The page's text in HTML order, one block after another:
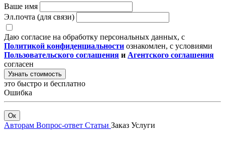
Ваше имя
Эл.почта (для связи)
Даю согласие на обработку персональных данных, с
Политикой конфиденциальности ознакомлен, с условиями
Пользовательского соглашения и Агентского соглашения
согласен
Узнать стоимость
это быстро и бесплатно
Ошибка
Ок
Авторам Вопрос-ответ Статьи Заказ Услуги